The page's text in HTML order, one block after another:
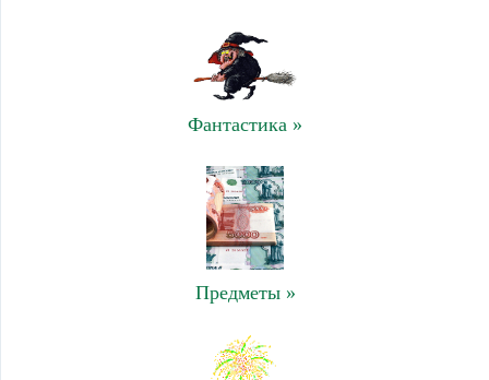
Фантастика »
Предметы »